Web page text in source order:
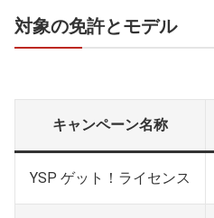
対象の免許とモデル
キャンペーン名称
YSP ゲット！ライセンス